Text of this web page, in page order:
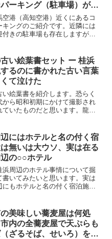
ーキング（駐車場）が２
ます
空港（高知空港）近くにあるコ
キングのご紹介です。近隣には
付きの駐車場も存在しますが、
る場合は格安で駐車できます。
い絵葉書セット ー 桂浜
るのに書かれた古い言葉
て泣けた
い絵葉書を紹介します。恐らく
から昭和初期にかけて撮影され
ていたものだと思います。龍馬
ります。大正から昭和初期の絵
思いますが、旧字体や言葉が難
きました。
にはホテルと名の付く宿
無いは大ウソ、実は在る
の○○ホテル
浜周辺のホテル事情について掘
書いてみたいと思います。実は
にもホテルと名の付く宿泊施設
）ですね。ラブホテル（ラブ
言います。ご夫婦やカップルで
いでしょう。
美味しい蕎麦屋は何処
内の全蕎麦屋で天ぷらも
ざるそば、せいろ）を食